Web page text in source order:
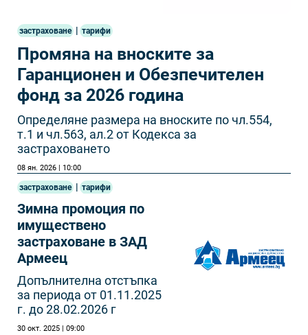
застраховане | тарифи
Промяна на вноските за
Гаранционен и Обезпечителен
фонд за 2026 година
Определяне размера на вноските по чл.554,
т.1 и чл.563, ал.2 от Кодекса за
застраховането
08 ян. 2026 | 10:00
застраховане | тарифи
Зимна промоция по
имуществено
застраховане в ЗАД
Армеец
Допълнителна отстъпка
за периода от 01.11.2025
г. до 28.02.2026 г
30 окт. 2025 | 09:00